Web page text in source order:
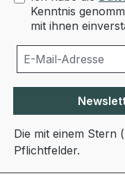
Kenntnis
mit ihnen
Die mit einem Stern
Pflichtfelder.